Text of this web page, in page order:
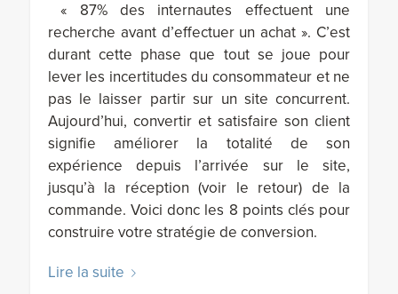
« 87% des internautes effectuent une
recherche avant d’effectuer un achat ». C’est
durant cette phase que tout se joue pour
lever les incertitudes du consommateur et ne
pas le laisser partir sur un site concurrent.
Aujourd’hui, convertir et satisfaire son client
signifie améliorer la totalité de son
expérience depuis l’arrivée sur le site,
jusqu’à la réception (voir le retour) de la
commande. Voici donc les 8 points clés pour
construire votre stratégie de conversion.
Lire la suite